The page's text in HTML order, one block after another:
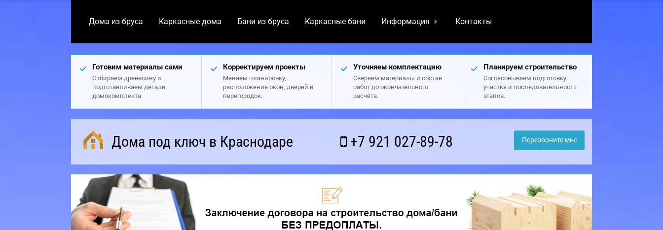
Дома из бруса Каркасные дома Бани из бруса Каркасные бани Информация Контакты
Готовим материалы сами
Отбираем древесину и
подготавливаем детали
домокомплекта.
Корректируем проекты
Меняем планировку,
расположение окон, дверей и
перегородок.
Уточняем комплектацию
Сверяем материалы и состав
работ до окончательного
расчёта.
Планируем строительство
Согласовываем подготовку
участка и последовательность
этапов.
Дома под ключ в Краснодаре +7 921 027-89-78 Перезвоните мне